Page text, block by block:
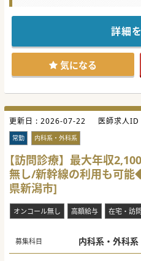
■年間休日120日以上、カレ
ており、私生活を大切にしな
■急性期のような切迫した緊
しないため、定時退勤が定着
言えます。
■子育てや介護への理解が
り、多様なライフステージに
【業務内容】
■一般外来は2コマ程度を担当
30名を診察しますが、複数診
減されています。
■主治医制を採用した病棟管
合わせ、概ね30名から40名程
きます。受け持ち数の調整は
■他職種連携を基盤としたチ
緩和ケアを行い、患者様一人
を主導します。
【やりがい】
■数字や疾患だけを追うので
寄り添い、多職種と共に全人
頼を築き、納得度の高い看取
糧になります。
詳細
気になる
更新日 : 2026-07-22 医師求人ID
常勤 内科系・外科系
【訪問診療】最大年収
無し/新幹線の利用も可
県新潟市]
オンコール無し 高額給与 在宅・訪問
募集科目 内科系・外科系